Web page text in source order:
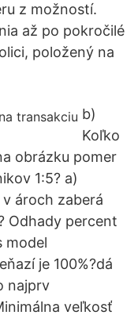
z možností.
až po pokročilé
položený na
b)
Koľko
obrázku pomer
1:5? a)
ároch zaberá
Odhady percent
model
je 100%?dá
najprv
veľkosť